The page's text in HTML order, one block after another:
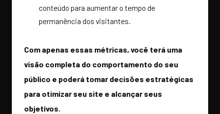
conteúdo para aumentar o tempo de
permanência dos visitantes.
Com apenas essas métricas, você terá uma
visão completa do comportamento do seu
público e poderá tomar decisões estratégicas
para otimizar seu site e alcançar seus
objetivos.